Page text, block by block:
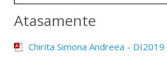
Atasamente
Chirita Simona Andreea - DI2019